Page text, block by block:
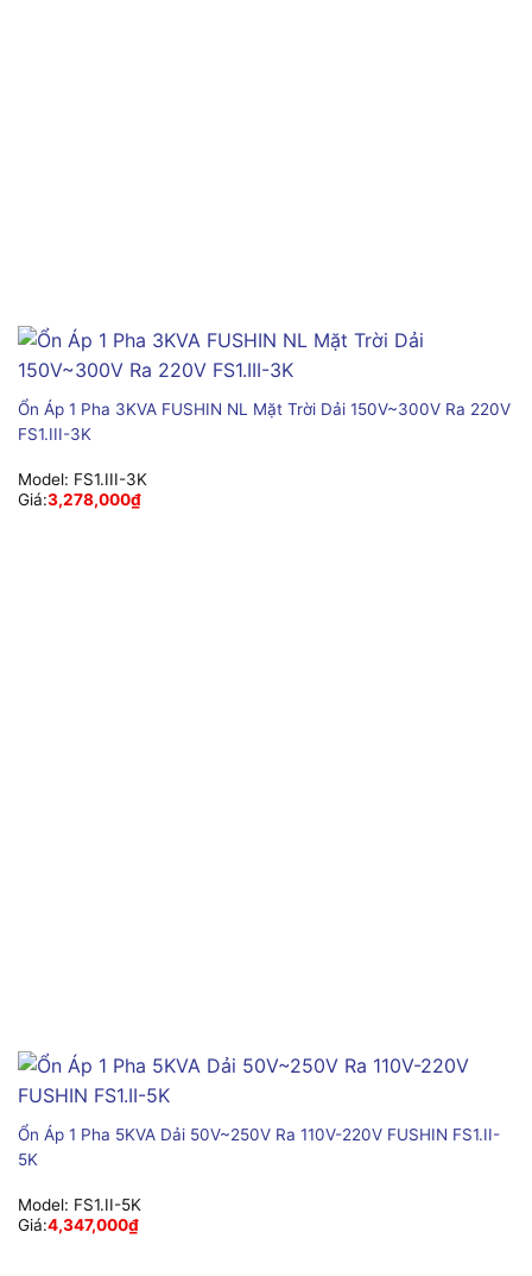
Ổn Áp 1 Pha 3KVA FUSHIN NL Mặt Trời Dải 150V~300V Ra 220V
FS1.III-3K
Model: FS1.III-3K
Giá:3,278,000₫
Ổn Áp 1 Pha 5KVA Dải 50V~250V Ra 110V-220V FUSHIN FS1.II-
5K
Model: FS1.II-5K
Giá:4,347,000₫